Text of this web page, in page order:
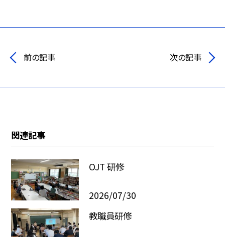
前の記事 次の記事
関連記事
OJT 研修
2026/07/30
教職員研修